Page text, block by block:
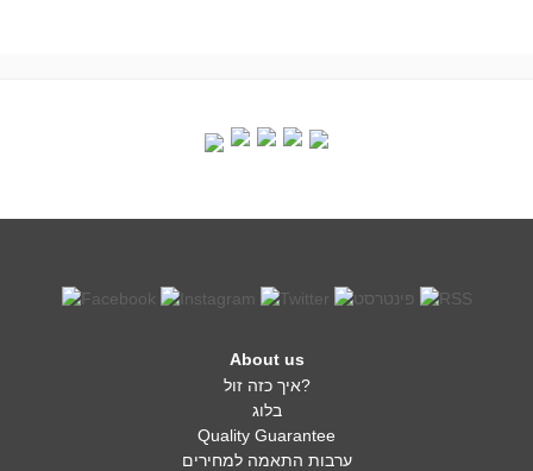
About us
איך כזה זול?
בלוג
Quality Guarantee
ערבות התאמה למחירים